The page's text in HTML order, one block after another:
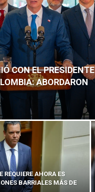
CON EL PRESIDENTE
ABORDARON
REQUIERE AHORA ES
BARRIALES MÁS DE